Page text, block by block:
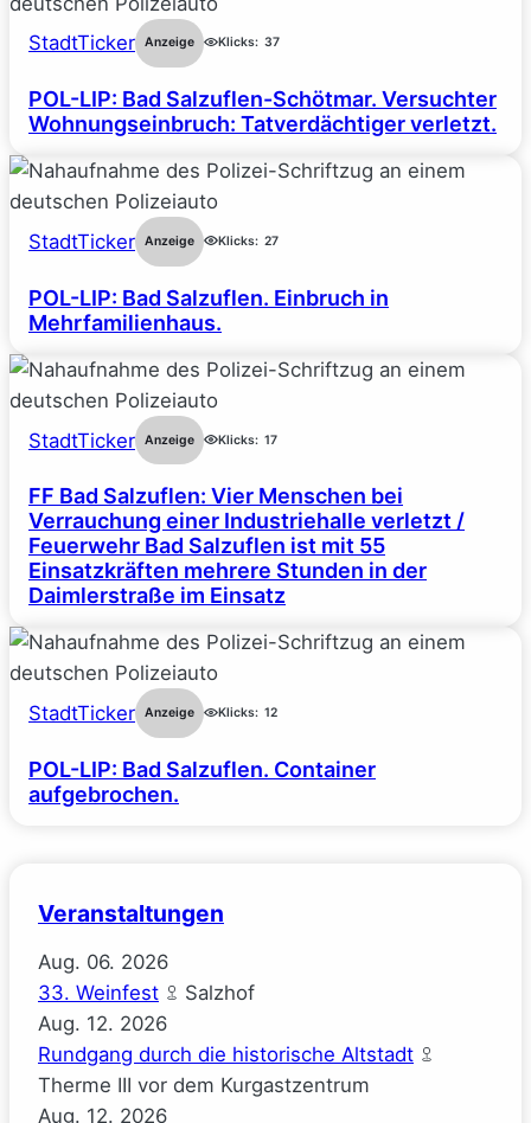
StadtTicker Anzeige Klicks: 37
POL-LIP: Bad Salzuflen-Schötmar. Versuchter
Wohnungseinbruch: Tatverdächtiger verletzt.
StadtTicker Anzeige Klicks: 27
POL-LIP: Bad Salzuflen. Einbruch in
Mehrfamilienhaus.
StadtTicker Anzeige Klicks: 17
FF Bad Salzuflen: Vier Menschen bei
Verrauchung einer Industriehalle verletzt /
Feuerwehr Bad Salzuflen ist mit 55
Einsatzkräften mehrere Stunden in der
Daimlerstraße im Einsatz
StadtTicker Anzeige Klicks: 12
POL-LIP: Bad Salzuflen. Container
aufgebrochen.
Veranstaltungen
Aug. 06. 2026
33. Weinfest
Salzhof
Aug. 12. 2026
Rundgang durch die historische Altstadt
Therme III vor dem Kurgastzentrum
Aug. 12. 2026